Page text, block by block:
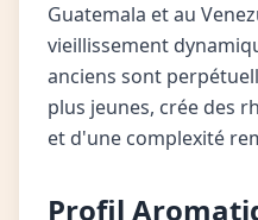
Guatemala et au
vieillissement
anciens sont
plus jeunes, crée des
et d'une complexité
Profil